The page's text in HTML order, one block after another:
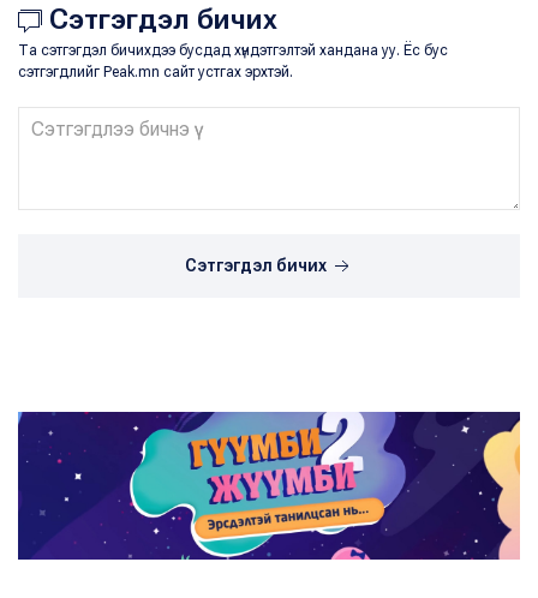
Сэтгэгдэл бичих
Та сэтгэгдэл бичихдээ бусдад хүндэтгэлтэй хандана уу. Ёс бус
сэтгэгдлийг Peak.mn сайт устгах эрхтэй.
Сэтгэгдэл бичих